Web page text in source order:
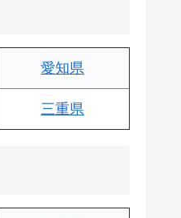
愛知県
三重県